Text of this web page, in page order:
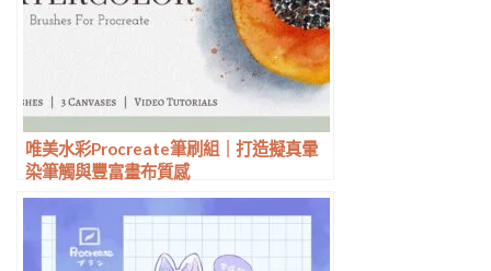
唯美水彩Procreate筆刷組｜打造擬真暈
染筆觸與豐富畫布質感